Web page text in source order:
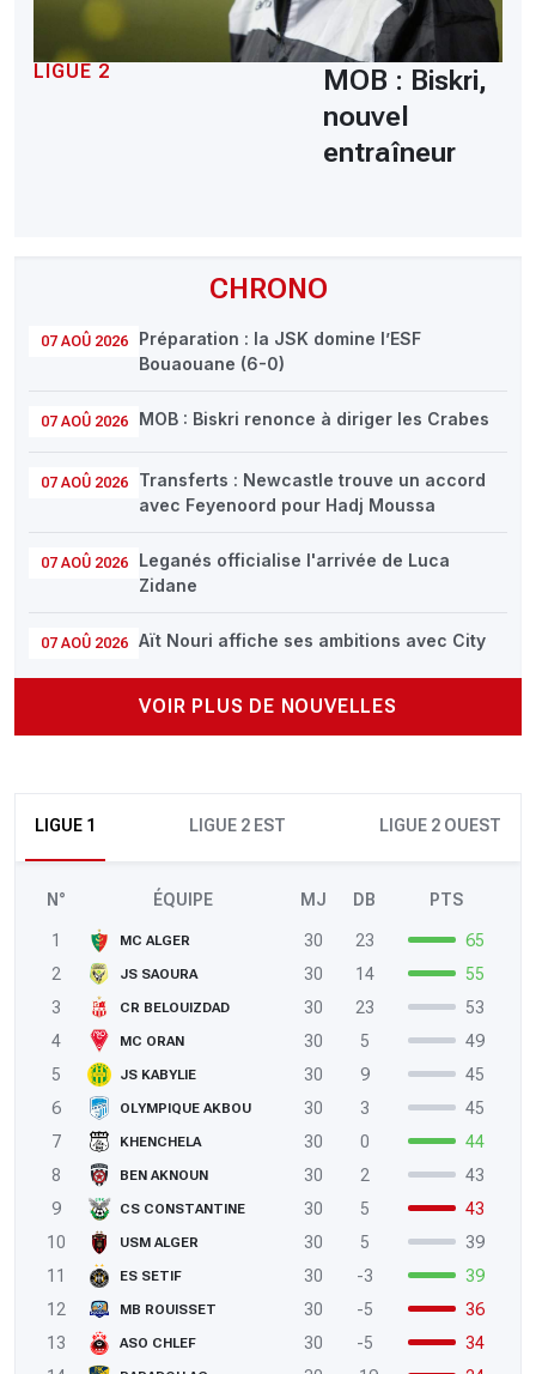
CHRONO
07 AOÛ 2026
Préparation : la JSK domine l’ESF
Bouaouane (6-0)
07 AOÛ 2026 MOB : Biskri renonce à diriger les Crabes
07 AOÛ 2026
Transferts : Newcastle trouve un accord
avec Feyenoord pour Hadj Moussa
07 AOÛ 2026
Leganés officialise l'arrivée de Luca
Zidane
07 AOÛ 2026 Aït Nouri affiche ses ambitions avec City
VOIR PLUS DE NOUVELLES
LIGUE 1 LIGUE 2 EST LIGUE 2 OUEST
N° ÉQUIPE MJ DB PTS
1 MC ALGER 30 23
65
2
JS SAOURA 30 14
55
3
CR BELOUIZDAD 30 23
53
4
MC ORAN 30 5
49
5
JS KABYLIE 30 9
45
6
OLYMPIQUE AKBOU 30 3
45
7
KHENCHELA 30 0
44
8
BEN AKNOUN 30 2
43
9
CS CONSTANTINE 30 5
43
10
USM ALGER 30 5
39
11
ES SETIF 30 -3
39
12
MB ROUISSET 30 -5
36
13
ASO CHLEF 30 -5
34
LIGUE 2
MOB : Biskri,
nouvel
entraîneur